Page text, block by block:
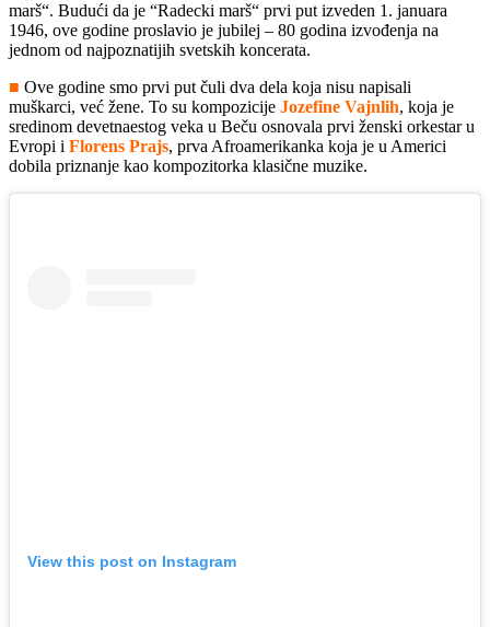
marš“. Budući da je “Radecki marš“ prvi put izveden 1. januara
1946, ove godine proslavio je jubilej – 80 godina izvođenja na
jednom od najpoznatijih svetskih koncerata.
■ Ove godine smo prvi put čuli dva dela koja nisu napisali
muškarci, već žene. To su kompozicije Jozefine Vajnlih, koja je
sredinom devetnaestog veka u Beču osnovala prvi ženski orkestar u
Evropi i Florens Prajs, prva Afroamerikanka koja je u Americi
dobila priznanje kao kompozitorka klasične muzike.
View this post on Instagram